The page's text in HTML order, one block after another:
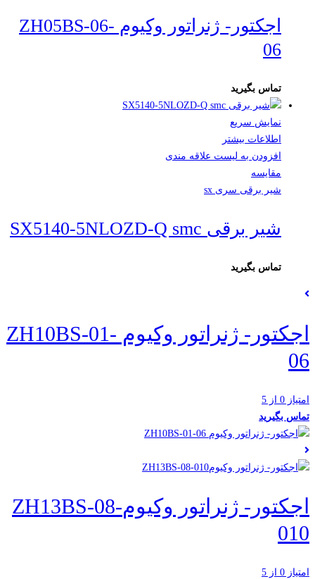
اجکتور- ژنراتور وکیوم ZH05BS-06-
06
تماس بگیرید
نمایش سریع
اطلاعات بیشتر
افزودن به لیست علاقه مندی
مقایسه
شیر برقی سری sx
شیر برقی SX5140-5NLOZD-Q smc
تماس بگیرید
اجکتور- ژنراتور وکیوم ZH10BS-01-
06
امتیاز 0 از 5
تماس بگیرید
اجکتور- ژنراتور وکیومZH13BS-08-
010
امتیاز 0 از 5